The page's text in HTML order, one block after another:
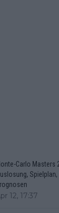
Carlo Masters
12, 17:37